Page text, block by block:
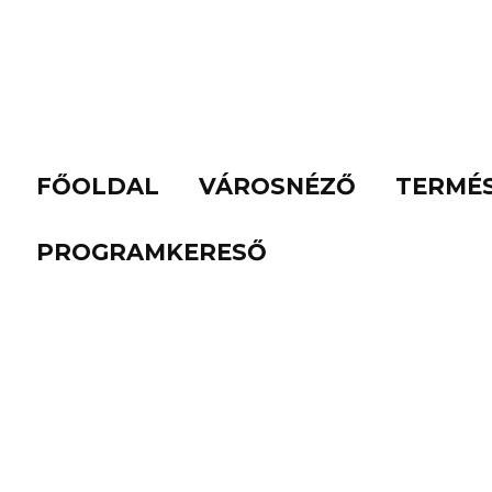
FŐOLDAL VÁROSNÉZŐ
PROGRAMKERESŐ